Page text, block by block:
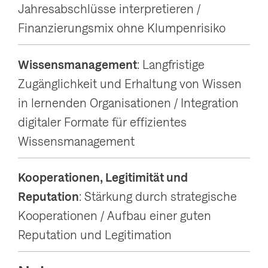
Jahresabschlüsse interpretieren /
Finanzierungsmix ohne Klumpenrisiko
Wissensmanagement: Langfristige
Zugänglichkeit und Erhaltung von Wissen
in lernenden Organisationen / Integration
digitaler Formate für effizientes
Wissensmanagement
Kooperationen, Legitimität und
Reputation: Stärkung durch strategische
Kooperationen / Aufbau einer guten
Reputation und Legitimation